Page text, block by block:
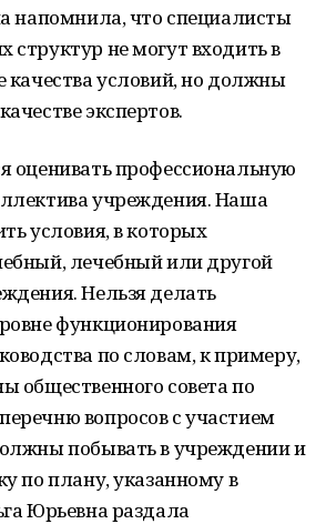
напомнила, что специалисты
структур не могут входить в
качества условий, но должны
экспертов.
оценивать профессиональную
учреждения. Наша
условия, в которых
лечебный или другой
Нельзя делать
функционирования
по словам, к примеру,
общественного совета по
вопросов с участием
побывать в учреждении и
по плану, указанному в
Юрьевна раздала